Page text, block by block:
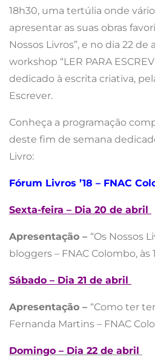
18h30, uma tertúlia onde
apresentar as suas obras
Nossos Livros”, e no dia 22 de
workshop “LER PARA
dedicado à escrita criativa,
Escrever.
Conheça a programação
deste fim de semana
Livro:
Fórum Livros ’18 – FNAC
Sexta-feira – Dia 20 de abril
Apresentação – “Os Nossos
bloggers – FNAC Colombo, às
Sábado – Dia 21 de abril
Apresentação – “Como ter
Fernanda Martins – FNAC
Domingo – Dia 22 de abril